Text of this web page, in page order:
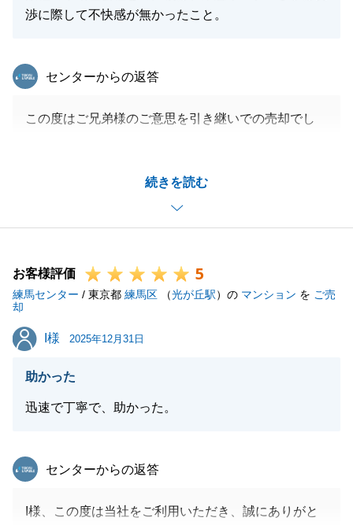
渉に際して不快感が無かったこと。
続きを読む
東急リバブル
センターからの返答
この度はご兄弟様のご意思を引き継いでの売却でし
これからもどうぞよろしくお願いいたします。
閉じる
お客様評価 5
練馬センター / 東京都 練馬区 （光が丘駅）の マンション を ご売
却
I様
I様 2025年12月31日
助かった
迅速で丁寧で、助かった。
東急リバブル
センターからの返答
I様、この度は当社をご利用いただき、誠にありがと